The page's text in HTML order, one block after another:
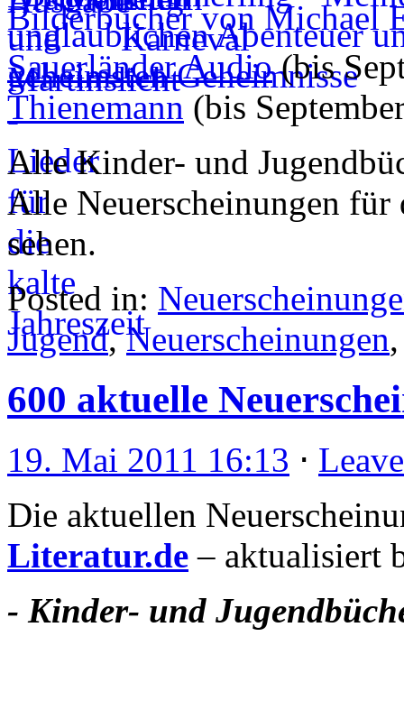
Sauerländer Audio(bis
Thienemann (bis
Alle Kinder- und
Alle Neuerscheinungen
sehen.
Posted in:
Jugend,Neuerscheinungen
600 aktuelle
19. Mai 2011 16:13 ⋅
Die aktuellen
Literatur.de – aktualisiert
- Kinder- und